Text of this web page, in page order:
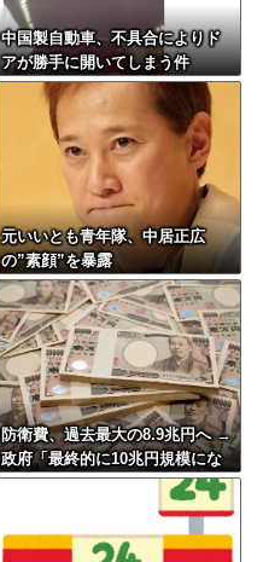
中国製自動車、不具合によりド
アが勝手に開いてしまう件
元いいとも青年隊、中居正広
の”素顔”を暴露
防衛費、過去最大の8.9兆円へ →
政府「最終的に10兆円規模にな
る可能性」